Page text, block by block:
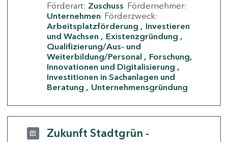
Förderart: Zuschuss Fördernehmer:
Unternehmen Förderzweck:
Arbeitsplatzförderung
Investieren
und Wachsen
Existenzgründung
Qualifizierung/Aus- und
Weiterbildung/Personal
Forschung,
Innovationen und Digitalisierung
Investitionen in Sachanlagen und
Beratung
Unternehmensgründung
Zukunft Stadtgrün -